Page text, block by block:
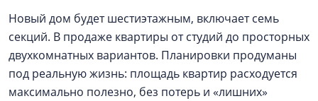
Новый дом будет шестиэтажным, включает семь
секций. В продаже квартиры от студий до просторных
двухкомнатных вариантов. Планировки продуманы
под реальную жизнь: площадь квартир расходуется
максимально полезно, без потерь и «лишних»